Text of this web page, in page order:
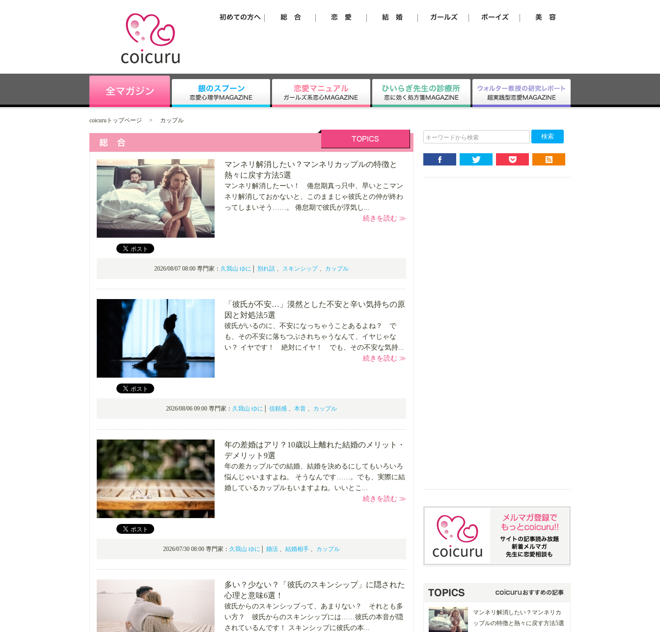
coicuruトップページ > カップル
マンネリ解消したい？マンネリカップルの特徴と
熱々に戻す方法5選
マンネリ解消したーい！ 倦怠期真っ只中、早いとこマン
ネリ解消しておかないと、このままじゃ彼氏との仲が終わ
ってしまいそう……。 倦怠期で彼氏が浮気し...
続きを読む ≫
2026/08/07 08:00 専門家： 久我山 ゆに 別れ話 、 スキンシップ、 カップル
「彼氏が不安…」漠然とした不安と辛い気持ちの原
因と対処法5選
彼氏がいるのに、不安になっちゃうことあるよね？ で
も、その不安に落ちつぶされちゃうなんて、イヤじゃな
い？ イヤです！ 絶対にイヤ！ でも、その不安な気持...
続きを読む ≫
2026/08/06 09:00 専門家： 久我山 ゆに 信頼感 、 本音 、 カップル
年の差婚はアリ？10歳以上離れた結婚のメリット・
デメリット9選
年の差カップルでの結婚、結婚を決めるにしてもいろいろ
悩んじゃいますよね。 そうなんです……。でも、実際に結
婚しているカップルもいますよね。いいとこ...
続きを読む ≫
2026/07/30 08:00 専門家： 久我山 ゆに 婚活 結婚相手 カップル
多い？少ない？「彼氏のスキンシップ」に隠された
心理と意味6選！
彼氏からのスキンシップって、あまりない？ それとも多
い方？ 彼氏からのスキンシップには……彼氏の本音が隠
されているんです！ スキンシップに彼氏の本...
キーワードから検索
マンネリ解消したい？マンネリカ
ップルの特徴と熱々に戻す方法5選